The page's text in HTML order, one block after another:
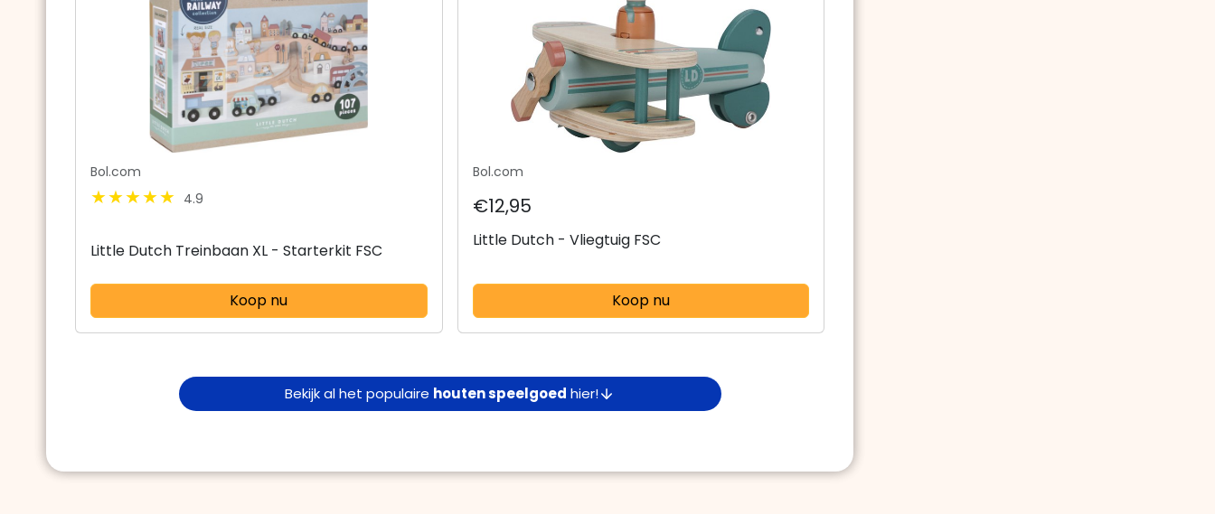
Bol.com
4.9
Little Dutch Treinbaan XL - Starterkit FSC
Koop nu
Bol.com
€12,95
Little Dutch - Vliegtuig FSC
Koop nu
Bekijk al het populaire houten speelgoed hier!